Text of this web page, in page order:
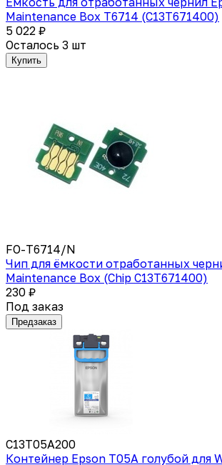
Maintenance Box T6714 (C13T671400)
5 022 ₽
Осталось 3 шт
Купить
FO-T6714/N
Чип для ёмкости отработанных
Maintenance Box (Chip C13T671400)
230 ₽
Под заказ
Предзаказ
C13T05A200
Контейнер Epson T05A голубой для